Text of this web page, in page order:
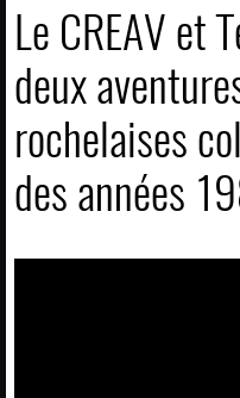
Le CREAV et
deux
rochelaises
des années